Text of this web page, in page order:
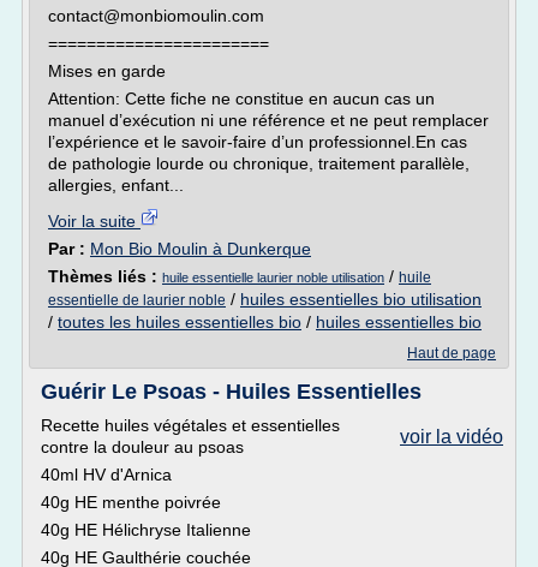
contact@monbiomoulin.com
=======================
Mises en garde
Attention: Cette fiche ne constitue en aucun cas un
manuel d’exécution ni une référence et ne peut remplacer
l’expérience et le savoir-faire d’un professionnel.En cas
de pathologie lourde ou chronique, traitement parallèle,
allergies, enfant...
Voir la suite
Par : Mon Bio Moulin à Dunkerque
Thèmes liés : huile essentielle laurier noble utilisation / huile
essentielle de laurier noble / huiles essentielles bio utilisation
/ toutes les huiles essentielles bio / huiles essentielles bio
Haut de page
Guérir Le Psoas - Huiles Essentielles
voir la vidéo
Recette huiles végétales et essentielles
contre la douleur au psoas
40ml HV d'Arnica
40g HE menthe poivrée
40g HE Hélichryse Italienne
40g HE Gaulthérie couchée